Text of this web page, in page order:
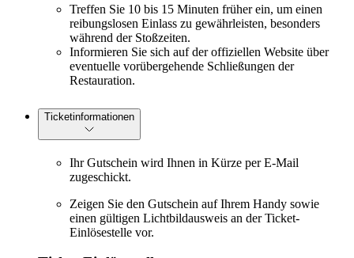
Treffen Sie 10 bis 15 Minuten früher ein, um einen
reibungslosen Einlass zu gewährleisten, besonders
während der Stoßzeiten.
Informieren Sie sich auf der offiziellen Website über
eventuelle vorübergehende Schließungen der
Restauration.
Ticketinformationen
Ihr Gutschein wird Ihnen in Kürze per E-Mail
zugeschickt.
Zeigen Sie den Gutschein auf Ihrem Handy sowie
einen gültigen Lichtbildausweis an der Ticket-
Einlösestelle vor.